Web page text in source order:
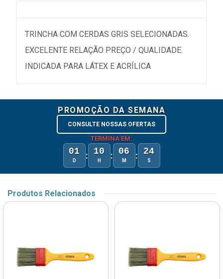
TRINCHA COM CERDAS GRIS SELECIONADAS.
EXCELENTE RELAÇÃO PREÇO / QUALIDADE.
INDICADA PARA LÁTEX E ACRÍLICA
PROMOÇÃO DA SEMANA
CONSULTE NOSSAS OFERTAS
TERMINA EM:
01
D : 10
H : 06
M : 24
S
Produtos Relacionados